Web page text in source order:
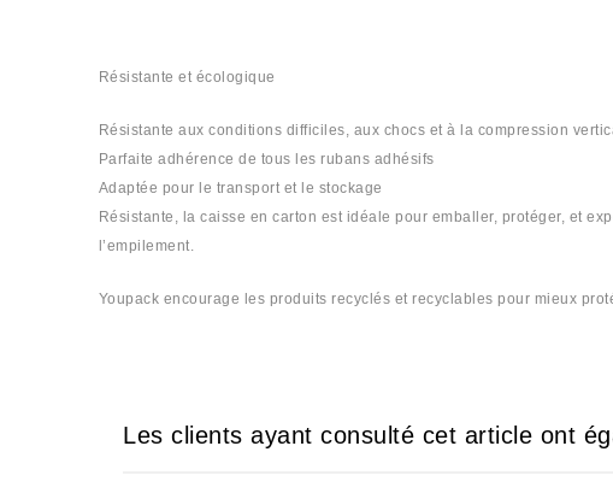
Résistante et écologique
Résistante aux conditions difficiles, aux chocs et à la compression
Parfaite adhérence de tous les rubans adhésifs
Adaptée pour le transport et le stockage
Résistante, la caisse en carton est idéale pour emballer, protéger, et
l’empilement.
Youpack encourage les produits recyclés et recyclables pour mieux
Les clients ayant consulté cet article ont